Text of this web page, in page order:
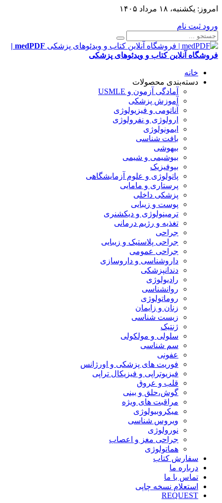
امروز: یکشنبه، ۱۸ مرداد ۱۴۰۵
ورود ثبت نام
medPDF |
فروشگاه آنلاین کتاب و ویدئوهای پزشکی
خانه
دسته‌بندی محصولات
آمادگی آزمون و USMLE
آموزش پزشکی
آناتومی و فیزیولوژی
ارولوژی و نفرولوژی
ایمونولوژی
بافت شناسی
بیهوشی
بیوشیمی و شیمی
بیوفیزیک
پاتولوژی و علوم آزمایشگاهی
پرستاری و مامایی
پزشکی داخلی
پوست و زیبایی
ترمینولوژی و دیکشنری
تغذیه و رژیم درمانی
جراحی
جراحی پلاستیک و زیبایی
جراحی عمومی
داروشناسی و داروسازی
دندانپزشکی
رادیولوژی
روانشناسی
روماتولوژی
زنان و زایمان
زیست شناسی
ژنتیک
سلولی و مولکولی
سم شناسی
عفونی
فوریت های پزشکی و اورژانس
فیزیوتراپی و فیزیکال تراپی
قلب و عروق
گوش،حلق و بینی
مراقبت های ویژه
میکروبیولوژی
ویروس شناسی
نورولوژی
جراحی مغز و اعصاب
هماتولوژی
سفارش کتاب
درباره ما
تماس با ما
استعلام نسخه چاپی
REQUEST